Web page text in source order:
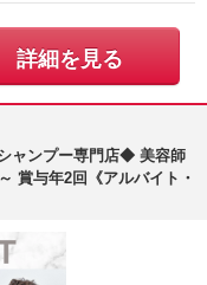
詳細を見る
ャンプー専門店◆ 美容師
賞与年2回《アルバイト・